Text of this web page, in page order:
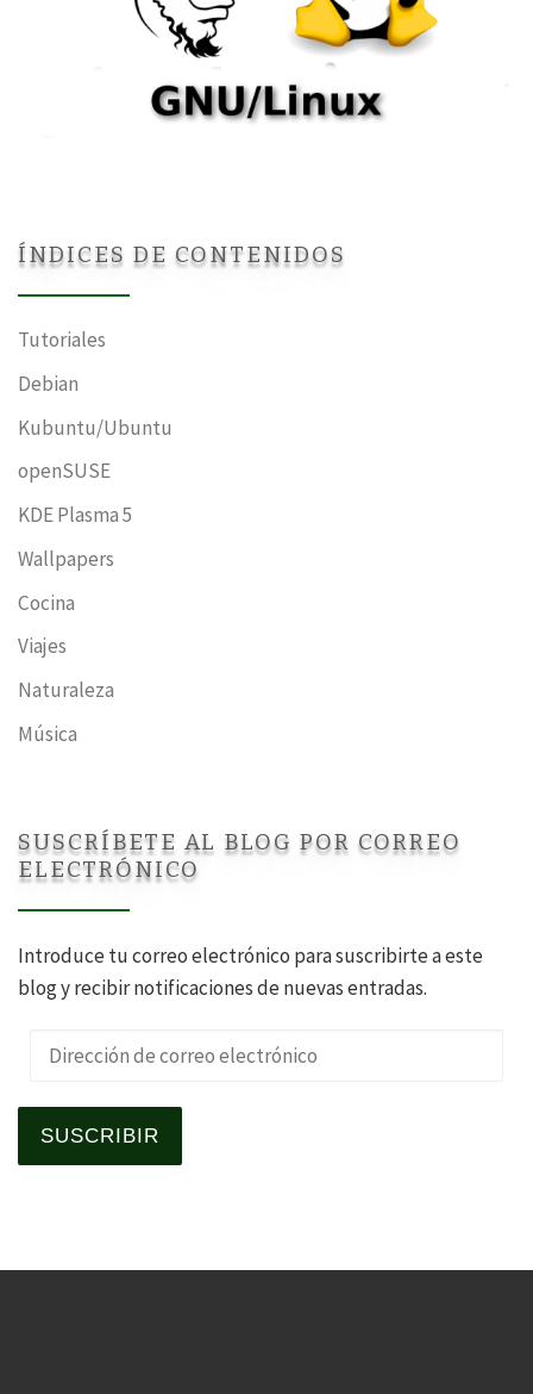
ÍNDICES DE CONTENIDOS
Tutoriales
Debian
Kubuntu/Ubuntu
openSUSE
KDE Plasma 5
Wallpapers
Cocina
Viajes
Naturaleza
Música
SUSCRÍBETE AL BLOG POR CORREO
ELECTRÓNICO
Introduce tu correo electrónico para suscribirte a este
blog y recibir notificaciones de nuevas entradas.
Dirección de correo electrónico
SUSCRIBIR